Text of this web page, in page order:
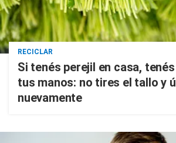
RECICLAR
Si tenés perejil en casa,
tus manos: no tires el tallo y
nuevamente